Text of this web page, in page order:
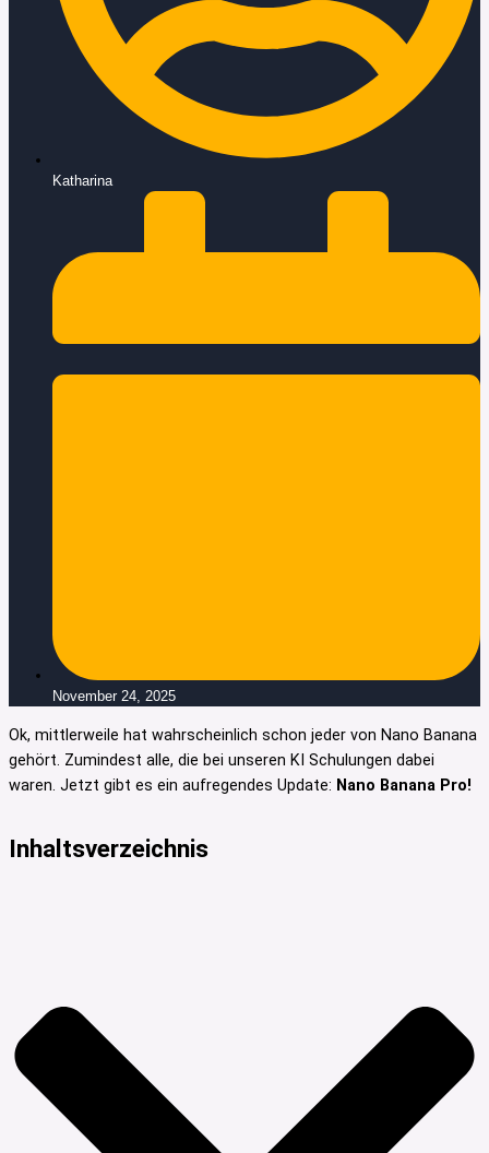
Katharina
November 24, 2025
Ok, mittlerweile hat wahrscheinlich schon jeder von Nano Banana
gehört. Zumindest alle, die bei unseren KI Schulungen dabei
waren. Jetzt gibt es ein aufregendes Update: Nano Banana Pro!
Inhaltsverzeichnis